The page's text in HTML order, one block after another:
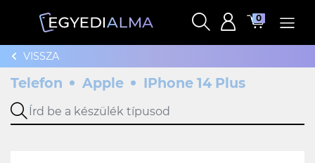
0
VISSZA
Telefon Apple IPhone 14 Plus